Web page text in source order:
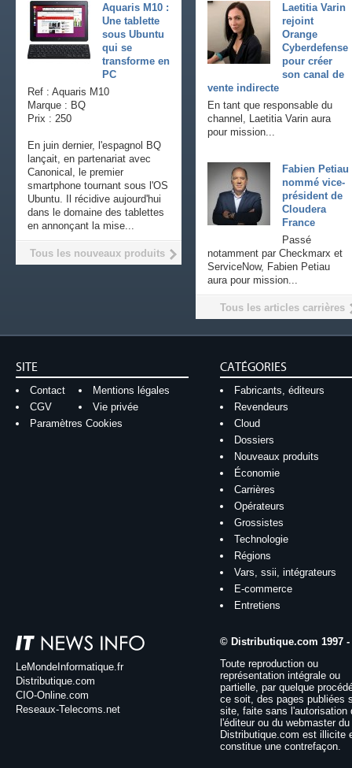
Laetitia Varin
rejoint
Orange
Cyberdefense
pour créer
son canal de
vente indirecte
En tant que responsable du
channel, Laetitia Varin aura
pour mission...
Fabien Petiau
nommé vice-
président de
Cloudera
France
Passé
notamment par Checkmarx et
ServiceNow, Fabien Petiau
aura pour mission...
Tous les articles carrières
Aquaris M10 :
Une tablette
sous Ubuntu
qui se
transforme en
PC
Ref : Aquaris M10
Marque : BQ
Prix : 250
En juin dernier, l'espagnol BQ
lançait, en partenariat avec
Canonical, le premier
smartphone tournant sous l'OS
Ubuntu. Il récidive aujourd'hui
dans le domaine des tablettes
en annonçant la mise...
Tous les nouveaux produits
SITE
Contact
Mentions légales
CGV
Vie privée
Paramètres Cookies
CATÉGORIES
Fabricants, éditeurs
Revendeurs
Cloud
Dossiers
Nouveaux produits
Économie
Carrières
Opérateurs
Grossistes
Technologie
Régions
Vars, ssii, intégrateurs
E-commerce
Entretiens
LeMondeInformatique.fr
Distributique.com
CIO-Online.com
Reseaux-Telecoms.net
© Distributique.com 1997 -
Toute reproduction ou
représentation intégrale ou
partielle, par quelque
ce soit, des pages publiées
site, faite sans l'autorisation
l'éditeur ou du webmaster
Distributique.com est illicite
constitue une contrefaçon.